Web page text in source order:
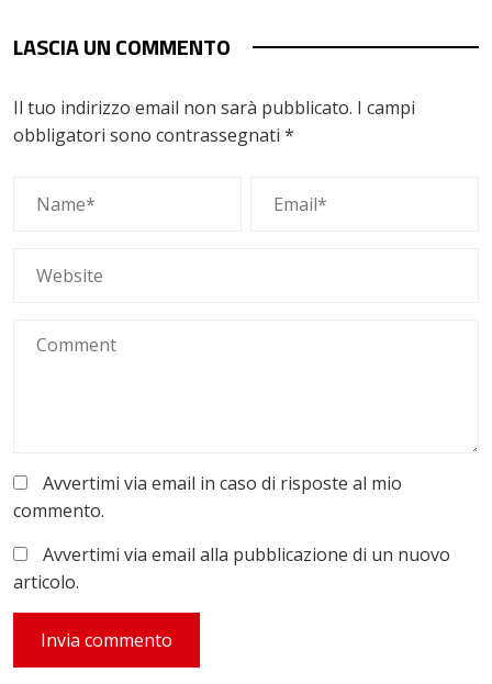
LASCIA UN COMMENTO
Il tuo indirizzo email non sarà pubblicato. I campi
obbligatori sono contrassegnati *
Avvertimi via email in caso di risposte al mio
commento.
Avvertimi via email alla pubblicazione di un nuovo
articolo.